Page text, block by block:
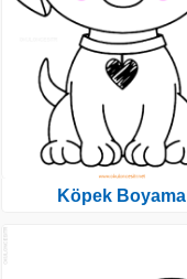
Köpek Boyama